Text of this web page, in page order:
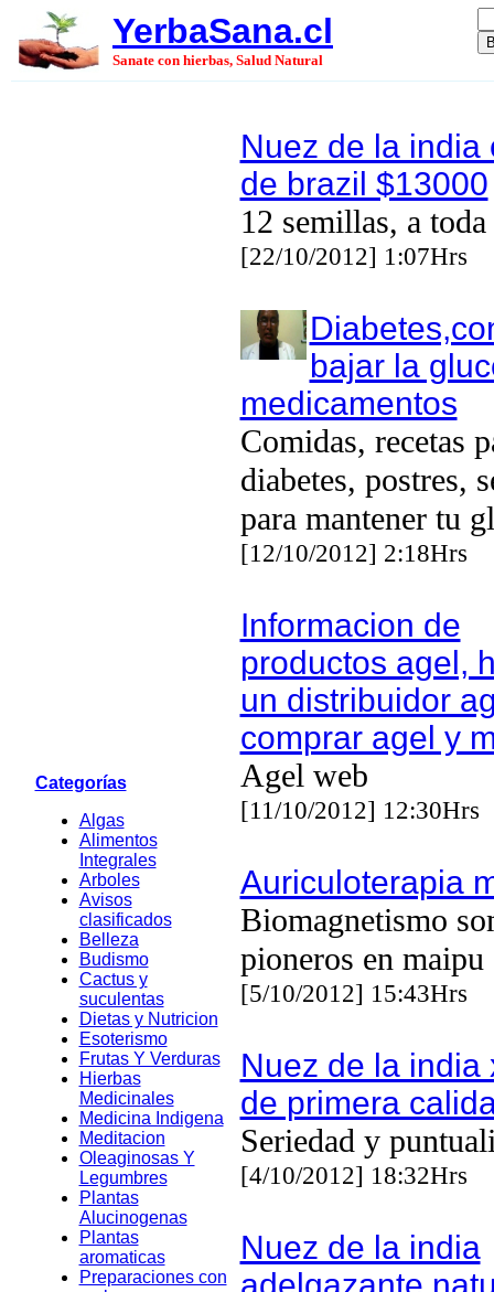
YerbaSana.cl
Sanate con hierbas, Salud Natural
Categorías
Algas
Alimentos
Integrales
Arboles
Avisos
clasificados
Belleza
Budismo
Cactus y
suculentas
Dietas y Nutricion
Esoterismo
Frutas Y Verduras
Hierbas
Medicinales
Medicina Indigena
Meditacion
Oleaginosas Y
Legumbres
Plantas
Alucinogenas
Plantas
aromaticas
Preparaciones con
Nuez de la india
de brazil $13000
12 semillas, a
[22/10/2012] 1:07Hrs
bajar la
medicamentos
Comidas, recetas
diabetes, postres,
para mantener tu
[12/10/2012] 2:18Hrs
Informacion de
productos agel,
un distribuidor
comprar agel y
Agel web
[11/10/2012] 12:30Hrs
Auriculoterapia
Biomagnetismo
pioneros en maipu
[5/10/2012] 15:43Hrs
Nuez de la india
de primera
Seriedad y
[4/10/2012] 18:32Hrs
Nuez de la india